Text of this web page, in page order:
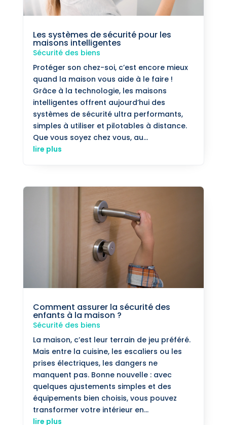
Les systèmes de sécurité pour les
maisons intelligentes
Sécurité des biens
Protéger son chez-soi, c’est encore mieux
quand la maison vous aide à le faire !
Grâce à la technologie, les maisons
intelligentes offrent aujourd’hui des
systèmes de sécurité ultra performants,
simples à utiliser et pilotables à distance.
Que vous soyez chez vous, au...
lire plus
Comment assurer la sécurité des
enfants à la maison ?
Sécurité des biens
La maison, c’est leur terrain de jeu préféré.
Mais entre la cuisine, les escaliers ou les
prises électriques, les dangers ne
manquent pas. Bonne nouvelle : avec
quelques ajustements simples et des
équipements bien choisis, vous pouvez
transformer votre intérieur en...
lire plus